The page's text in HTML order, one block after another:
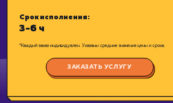
Цена:
1500-3000 ₽